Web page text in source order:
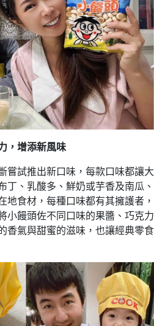
，增添新風味
嘗試推出新口味，每款口味都讓大
丁、乳酸多、鮮奶或芋香及南瓜、
地食材，每種口味都有其擁護者，
小饅頭佐不同口味的果醬、巧克力
香氣與甜蜜的滋味，也讓經典零食